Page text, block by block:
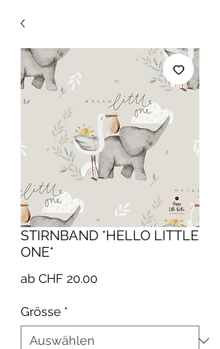
STIRNBAND *HELLO LITTLE
ONE*
ab CHF 20.00
Grösse *